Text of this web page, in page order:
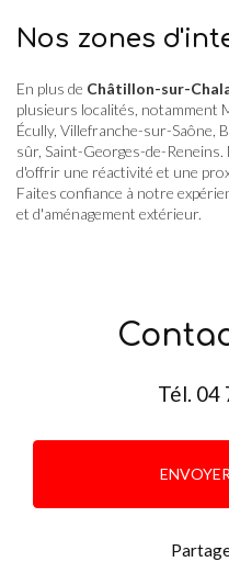
Nos zones
En plus de Châtillon-sur-
plusieurs localités, notamment
Écully, Villefranche-sur-Saône,
sûr, Saint-Georges-de-
d'offrir une réactivité et une
Faites confiance à notre
et d'aménagement extérieur.
Tél. 04